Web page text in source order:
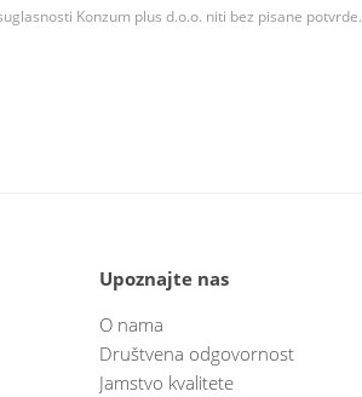
Konzum plus d.o.o. niti bez pisane potvrde.
Upoznajte nas
O nama
Društvena odgovornost
Jamstvo kvalitete